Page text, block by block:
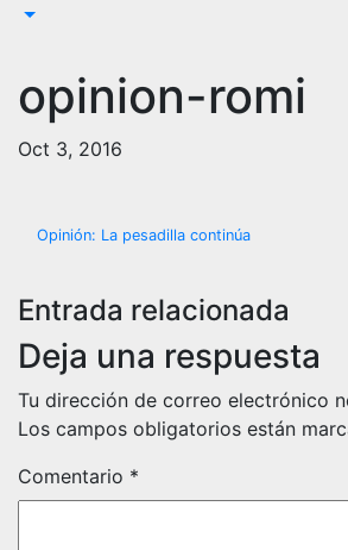
opinion-romi
Oct 3, 2016
Navegación
de
entradas
Opinión: La pesadilla continúa
Entrada relacionada
Deja una respuesta
Tu dirección de correo electrónico
Los campos obligatorios están
Comentario *